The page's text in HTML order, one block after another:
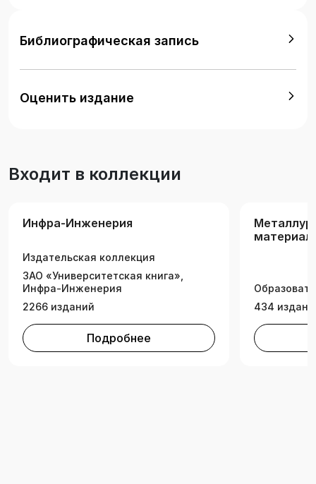
Библиографическая запись
Оценить издание
Входит в коллекции
Инфра-Инженерия
Издательская коллекция
ЗАО «Университетская книга»,
Инфра-Инженерия
2266 изданий
Подробнее
434